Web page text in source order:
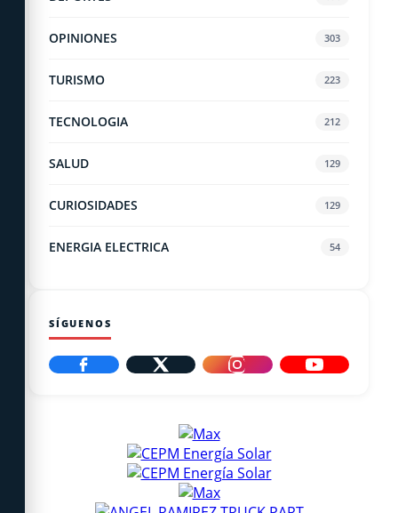
OPINIONES 303
TURISMO 223
TECNOLOGIA 212
SALUD 129
CURIOSIDADES 129
ENERGIA ELECTRICA 54
SÍGUENOS